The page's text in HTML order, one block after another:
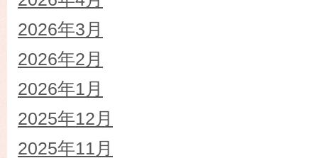
2026年3月
2026年2月
2026年1月
2025年12月
2025年11月